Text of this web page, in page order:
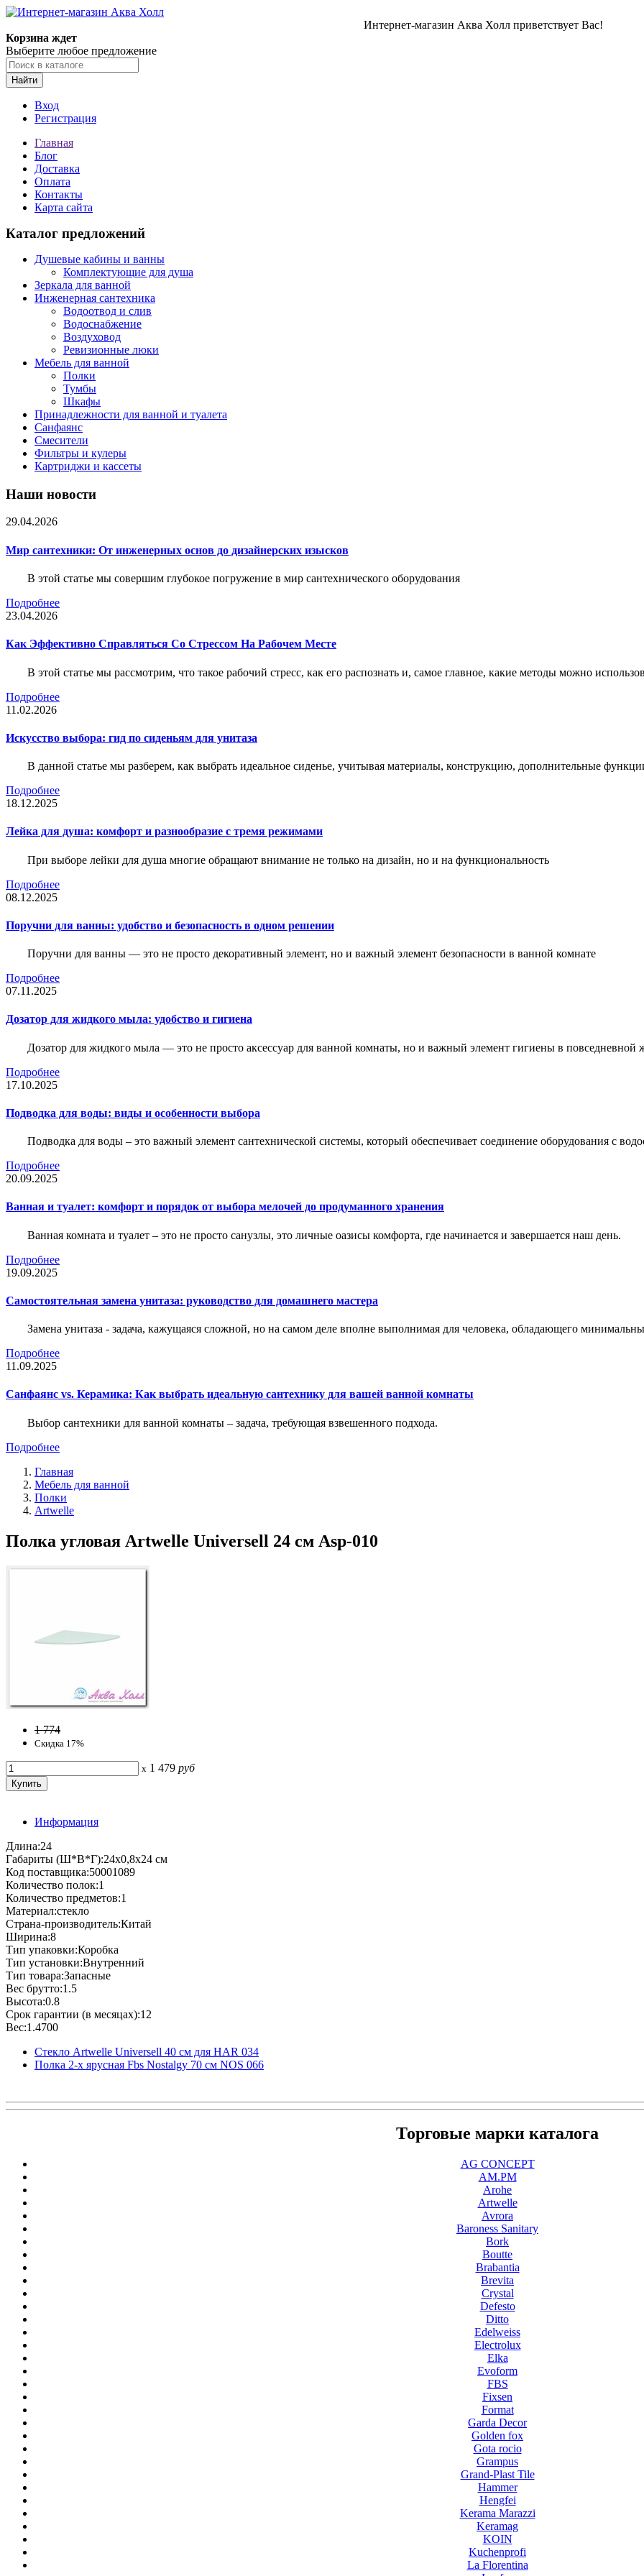
Интернет-магазин Аква Холл приветствует Вас!
Корзина ждет
Выберите любое предложение
Найти
Вход
Регистрация
Главная
Блог
Доставка
Оплата
Контакты
Карта сайта
Каталог предложений
Душевые кабины и ванны
Комплектующие для душа
Зеркала для ванной
Инженерная сантехника
Водоотвод и слив
Водоснабжение
Воздуховод
Ревизионные люки
Мебель для ванной
Полки
Тумбы
Шкафы
Принадлежности для ванной и туалета
Санфаянс
Смесители
Фильтры и кулеры
Картриджи и кассеты
Наши новости
29.04.2026
Мир сантехники: От инженерных основ до дизайнерских изысков
В этой статье мы совершим глубокое погружение в мир сантехнического оборудования
Подробнее
23.04.2026
Как Эффективно Справляться Со Стрессом На Рабочем Месте
В этой статье мы рассмотрим, что такое рабочий стресс, как его распознать и, самое главное, какие методы можно
Подробнее
11.02.2026
Искусство выбора: гид по сиденьям для унитаза
В данной статье мы разберем, как выбрать идеальное сиденье, учитывая материалы, конструкцию, дополнительные
Подробнее
18.12.2025
Лейка для душа: комфорт и разнообразие с тремя режимами
При выборе лейки для душа многие обращают внимание не только на дизайн, но и на функциональность
Подробнее
08.12.2025
Поручни для ванны: удобство и безопасность в одном решении
Поручни для ванны — это не просто декоративный элемент, но и важный элемент безопасности в ванной комнате
Подробнее
07.11.2025
Дозатор для жидкого мыла: удобство и гигиена
Дозатор для жидкого мыла — это не просто аксессуар для ванной комнаты, но и важный элемент гигиены в повседневной
Подробнее
17.10.2025
Подводка для воды: виды и особенности выбора
Подводка для воды – это важный элемент сантехнической системы, который обеспечивает соединение оборудования с
Подробнее
20.09.2025
Ванная и туалет: комфорт и порядок от выбора мелочей до продуманного хранения
Ванная комната и туалет – это не просто санузлы, это личные оазисы комфорта, где начинается и завершается наш день.
Подробнее
19.09.2025
Самостоятельная замена унитаза: руководство для домашнего мастера
Замена унитаза - задача, кажущаяся сложной, но на самом деле вполне выполнимая для человека, обладающего
Подробнее
11.09.2025
Санфаянс vs. Керамика: Как выбрать идеальную сантехнику для вашей ванной комнаты
Выбор сантехники для ванной комнаты – задача, требующая взвешенного подхода.
Подробнее
Главная
Мебель для ванной
Полки
Artwelle
Полка угловая Artwelle Universell 24 см Asp-010
1 774
Скидка 17%
x 1 479 руб
Информация
Длина:24
Габариты (Ш*В*Г):24х0,8х24 см
Код поставщика:50001089
Количество полок:1
Количество предметов:1
Материал:стекло
Страна-производитель:Китай
Ширина:8
Тип упаковки:Коробка
Тип установки:Внутренний
Тип товара:Запасные
Вес брутто:1.5
Высота:0.8
Срок гарантии (в месяцах):12
Вес:1.4700
Стекло Artwelle Universell 40 см для HAR 034
Полка 2-х ярусная Fbs Nostalgy 70 см NOS 066
Торговые марки каталога
AG CONCEPT
AM.PM
Arohe
Artwelle
Avrora
Baroness Sanitary
Bork
Boutte
Brabantia
Brevita
Crystal
Defesto
Ditto
Edelweiss
Electrolux
Elka
Evoform
FBS
Fixsen
Format
Garda Decor
Golden fox
Gota rocio
Grampus
Grand-Plast Tile
Hammer
Hengfei
Kerama Marazzi
Keramag
KOIN
Kuchenprofi
La Florentina